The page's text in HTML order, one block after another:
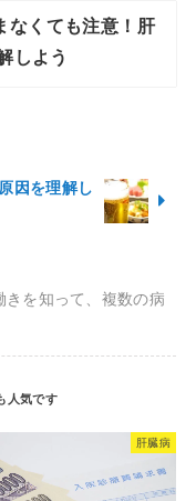
なくても注意！肝
しよう
因を理解し
を知って、複数の病
肝臓病